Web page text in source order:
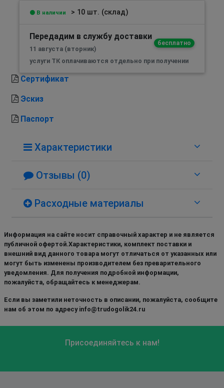
В наличии > 10 шт. (склад)
Передадим в службу доставки
бесплатно
11 августа (вторник)
услуги ТК оплачиваются отдельно при получении
Сертификат
Эскиз
Паспорт
Характеристики
Отзывы (0)
Расходные материалы
Информация на сайте носит справочный характер и не является
публичной офертой.Характеристики, комплект поставки и
внешний вид данного товара могут отличаться от указанных или
могут быть изменены производителем без преварительного
уведомления. Для получения подробной информации,
пожалуйста, обращайтесь к менеджерам.
Если вы заметили неточность в описании, пожалуйста, сообщите
нам об этом по адресу info@trudogolik24.ru
Присоединяйтесь к нам!